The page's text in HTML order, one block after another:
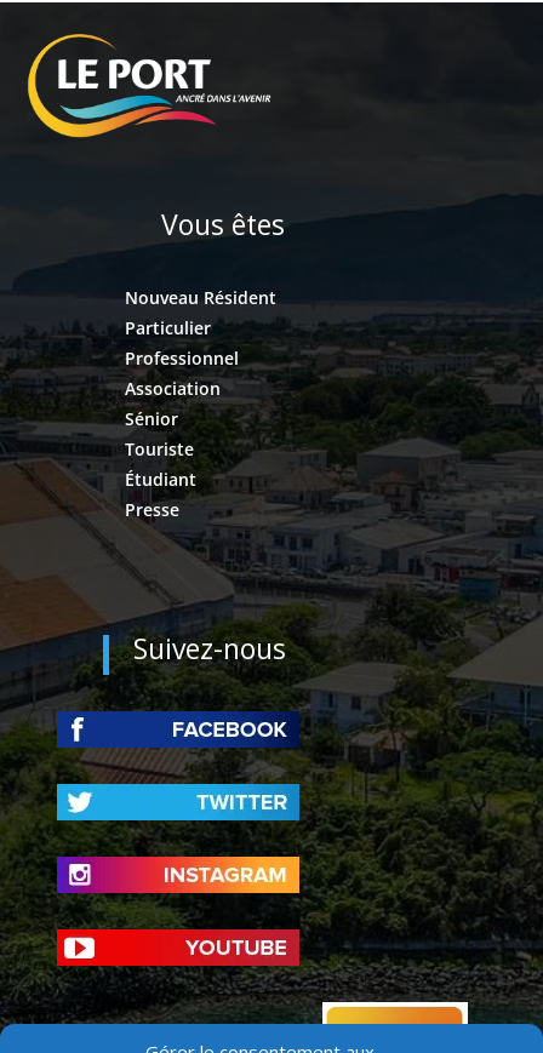
Vous êtes
Nouveau Résident
Particulier
Professionnel
Association
Sénior
Touriste
Étudiant
Presse
Suivez-nous